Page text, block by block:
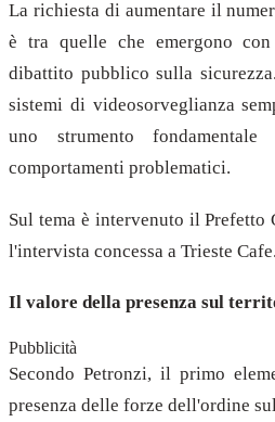
La richiesta di aumentare il
è tra quelle che emergono
dibattito pubblico sulla
sistemi di videosorveglianza
uno strumento
comportamenti problematici.
Sul tema è intervenuto il Prefetto
l'intervista concessa a Trieste Cafe.
Il valore della presenza sul
Pubblicità
Secondo Petronzi, il primo
presenza delle forze dell'ordine